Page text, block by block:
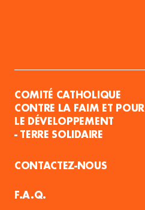
COMITÉ CATHOLIQUE
CONTRE LA FAIM ET POUR
LE DÉVELOPPEMENT
- TERRE SOLIDAIRE
CONTACTEZ-NOUS
F.A.Q.